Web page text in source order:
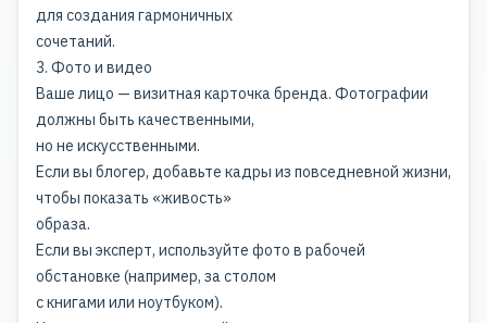
для создания гармоничных
сочетаний.
3. Фото и видео
Ваше лицо — визитная карточка бренда. Фотографии
должны быть качественными,
но не искусственными.
Если вы блогер, добавьте кадры из повседневной жизни,
чтобы показать «живость»
образа.
Если вы эксперт, используйте фото в рабочей
обстановке (например, за столом
с книгами или ноутбуком).